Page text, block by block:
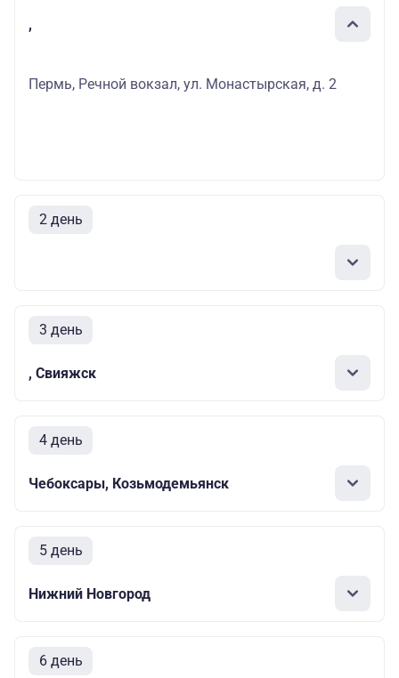
,
Пермь, Речной вокзал, ул. Монастырская, д. 2
2 день
3 день
, Свияжск
4 день
Чебоксары, Козьмодемьянск
5 день
Нижний Новгород
6 день